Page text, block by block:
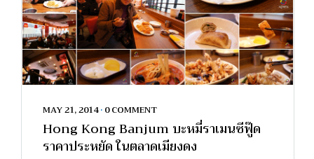
MAY 21, 2014 • 0 COMMENT
Hong Kong Banjum บะหมี่ราเมนซีฟู๊ด
ราคาประหยัด ในตลาดเมียงดง